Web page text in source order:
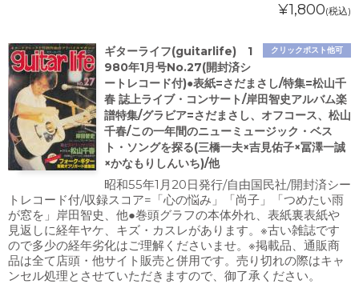
¥1,800(税込)
クリックポスト他可
ギターライフ(guitarlife) 1
980年1月号No.27(開封済シ
ートレコード付)●表紙=さだまさし/特集=松山千
春 誌上ライブ・コンサート/岸田智史アルバム楽
譜特集/グラビア=さだまさし、オフコース、松山
千春/この一年間のニューミュージック・ベス
ト・ソングを探る(三橋一夫×吉見佑子×冨澤一誠
×かなもりしんいち)/他
昭和55年1月20日発行/自由国民社/開封済シー
トレコード付/収録スコア=「心の悩み」「尚子」「つめたい雨
が窓を」岸田智史、他●巻頭グラフの本体外れ、表紙裏表紙や
見返しに経年ヤケ、キズ・カスレがあります。※古い雑誌です
ので多少の経年劣化はご理解くださいませ。※掲載品、通販商
品は全て店頭・他サイト販売と併用です。売り切れの際はキャ
ンセル処理とさせていただきますので、御了承ください。